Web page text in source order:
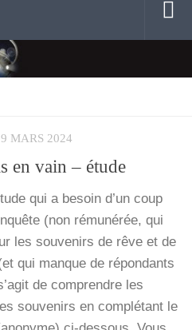
9 MARS 2024
en vain – étude
qui a besoin d’un coup
(non rému­né­rée, qui
les sou­ve­nirs de rêve et de
qui manque de répon­dants
de com­prendre les
sou­ve­nirs en com­plé­tant le